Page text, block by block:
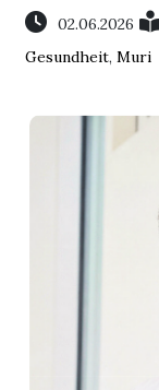
02.06.2026
Gesundheit, Muri